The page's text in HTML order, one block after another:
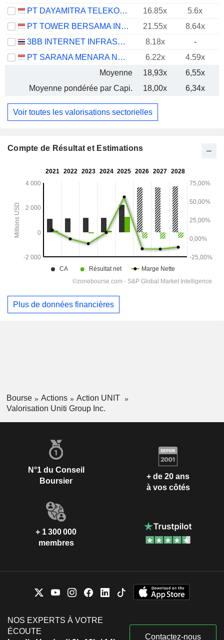
PT DAYAMITRA TELEKOMUNIKASI TBK.
16.85x
5.6x
PT TOWER BERSAMA INFRASTRUCTURE TBK
21.55x 8.64x
3BB INTERNET INFRASTRUCTURE FUND
8.18x
-
PT SARANA MENARA NUSANTARA TBK.
6.22x
4.59x
Moyenne
18,93x
6,55x
Moyenne pondérée par Capi.
18,00x 6,34x
Voir toutes les valorisations sectorielles
Compte de Résultat et Estimations
Plus de données financières
Bourse Actions
Action UNIT
Valorisation Uniti Group Inc.
N°1 du Conseil
Boursier
+ de 20 ans
à vos côtés
+ 1 300 000
membres
NOS EXPERTS À VOTRE
ÉCOUTE
Contactez-nous